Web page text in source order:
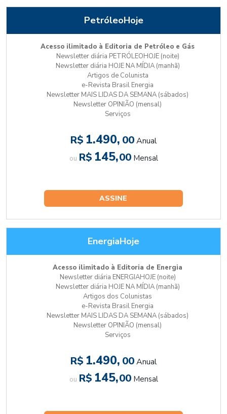
PetróleoHoje
Acesso ilimitado à Editoria de Petróleo e Gás
Newsletter diária PETRÓLEOHOJE (noite)
Newsletter diária HOJE NA MÍDIA (manhã)
Artigos de Colunista
e-Revista Brasil Energia
Newsletter MAIS LIDAS DA SEMANA (sábados)
Newsletter OPINIÃO (mensal)
Serviços
R$ 1.490, 00 Anual
ou R$ 145,00 Mensal
ASSINE
EnergiaHoje
Acesso ilimitado à Editoria de Energia
Newsletter diária ENERGIAHOJE (noite)
Newsletter diária HOJE NA MÍDIA (manhã)
Artigos dos Colunistas
e-Revista Brasil Energia
Newsletter MAIS LIDAS DA SEMANA (sábados)
Newsletter OPINIÃO (mensal)
Serviços
R$ 1.490, 00 Anual
ou R$ 145,00 Mensal